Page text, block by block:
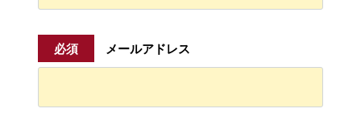
必須 メールアドレス